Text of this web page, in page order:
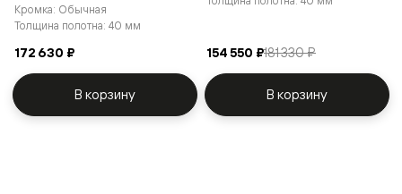
Кромка: Обычная
Толщина полотна: 40 мм
172 630 ₽
В корзину
154 550 ₽181 330 ₽
В корзину